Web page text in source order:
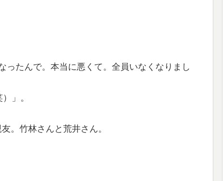
ったんで。本当に悪くて。全員いなくなりまし
」。
。竹林さんと荒井さん。